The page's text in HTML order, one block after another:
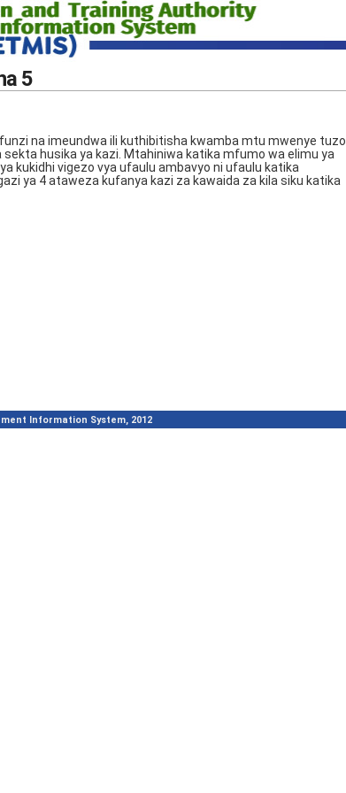
5
na imeundwa ili kuthibitisha kwamba mtu mwenye tuzo
husika ya kazi. Mtahiniwa katika mfumo wa elimu ya
kukidhi vigezo vya ufaulu ambavyo ni ufaulu katika
ya 4 ataweza kufanya kazi za kawaida za kila siku katika
Information System, 2012